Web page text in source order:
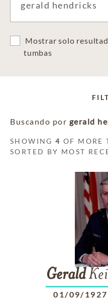
Mostrar solo
tumbas
Buscando por gerald
SHOWING4 OF
SORTED BY MOST
Gerald
01/09/1927